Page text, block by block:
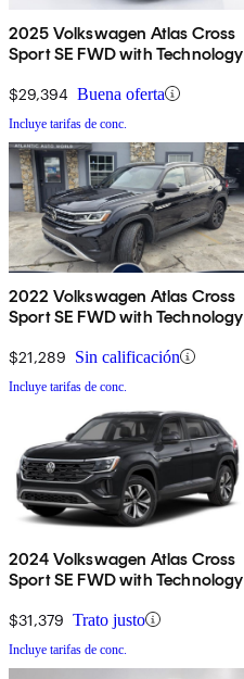
2025 Volkswagen Atlas Cross
Sport SE FWD with Technology
$29,394 Buena oferta
Incluye tarifas de conc.
2022 Volkswagen Atlas Cross
Sport SE FWD with Technology
$21,289 Sin calificación
Incluye tarifas de conc.
2024 Volkswagen Atlas Cross
Sport SE FWD with Technology
$31,379 Trato justo
Incluye tarifas de conc.